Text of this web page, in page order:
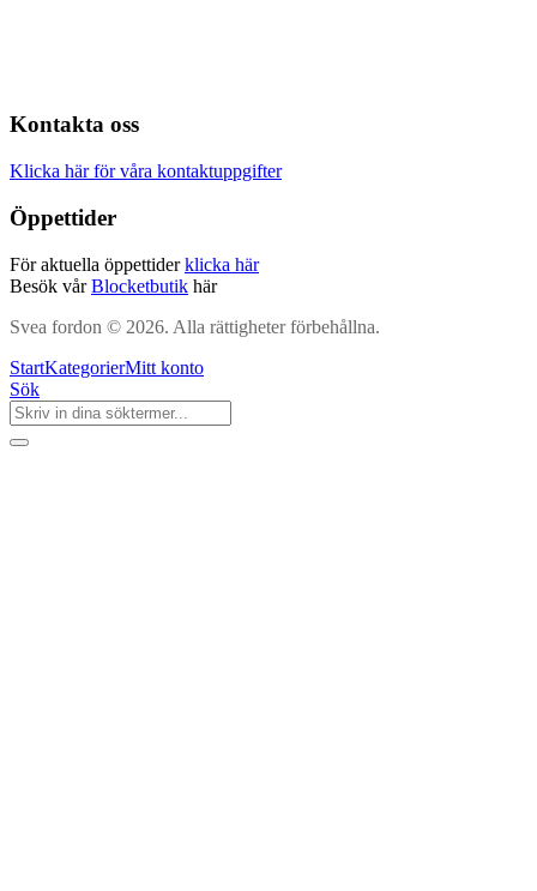
Kontakta oss
Klicka här för våra kontaktuppgifter
Öppettider
För aktuella öppettiderklicka här
Besök vårBlocketbutik här
Svea fordon © 2026. Alla rättigheter förbehållna.
StartKategorierMitt konto
Sök